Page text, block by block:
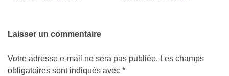
Laisser un commentaire
Votre adresse e-mail ne sera pas publiée. Les champs
obligatoires sont indiqués avec *